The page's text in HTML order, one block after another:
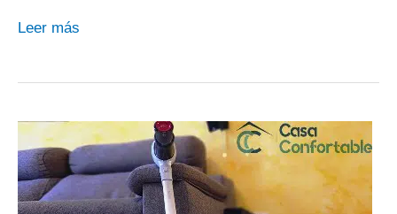
Las
con
bolsa
del
2026
Leer más